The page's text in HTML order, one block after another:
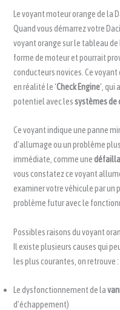
Le voyant moteur orange de la
Quand vous démarrez votre
voyant orange sur le tableau
forme de moteur et pourrait
conducteurs novices. Ce
en réalité le ‘Check Engine‘,
potentiel avec lessystèmes de
Ce voyant indique une panne
d’allumage ou un problème
immédiate, comme une
vous constatez ce voyant
examiner votre véhicule par
problème futur avec le
Possibles raisons du voyant
Il existe plusieurs causes qui
les plus courantes, on retrouve :
Le dysfonctionnement de la
d’échappement)